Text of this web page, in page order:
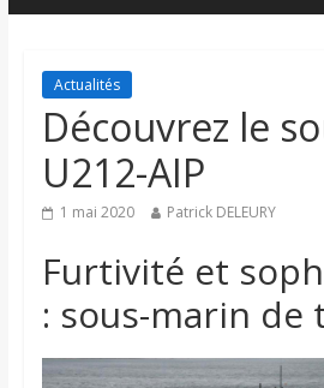
Actualités
Découvrez le
U212-AIP
1 mai 2020 Patrick DELEURY
Furtivité et
: sous-marin de